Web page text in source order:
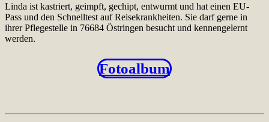
Linda ist kastriert, geimpft, gechipt, entwurmt und hat einen EU-
Pass und den Schnelltest auf Reisekrankheiten. Sie darf gerne in
ihrer Pflegestelle in 76684 Östringen besucht und kennengelernt
werden.
Fotoalbum